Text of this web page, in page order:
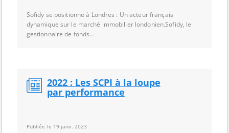
Sofidy se positionne à Londres : Un acteur français
dynamique sur le marché immobilier londonien.Sofidy, le
gestionnaire de fonds...
2022 : Les SCPI à la loupe
par performance
Publiée le 19 janv. 2023